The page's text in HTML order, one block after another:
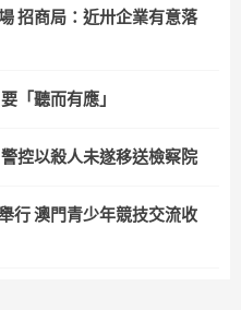
招商局：近卅企業有意落
「聽而有應」
控以殺人未遂移送檢察院
行 澳門青少年競技交流收